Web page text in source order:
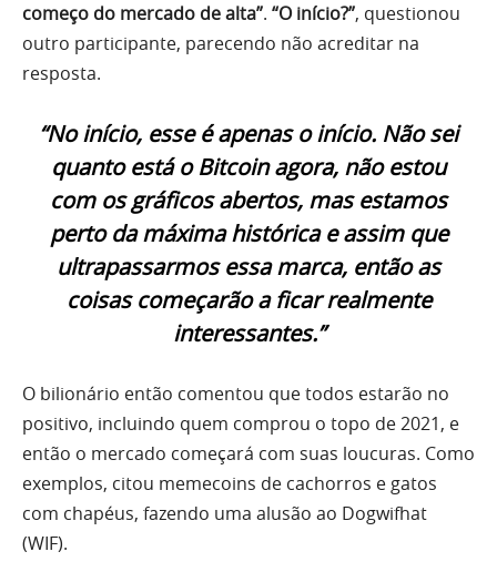
começo do mercado de alta”. “O início?”, questionou
outro participante, parecendo não acreditar na
resposta.
“No início, esse é apenas o início. Não sei
quanto está o Bitcoin agora, não estou
com os gráficos abertos, mas estamos
perto da máxima histórica e assim que
ultrapassarmos essa marca, então as
coisas começarão a ficar realmente
interessantes.”
O bilionário então comentou que todos estarão no
positivo, incluindo quem comprou o topo de 2021, e
então o mercado começará com suas loucuras. Como
exemplos, citou memecoins de cachorros e gatos
com chapéus, fazendo uma alusão ao Dogwifhat
(WIF).